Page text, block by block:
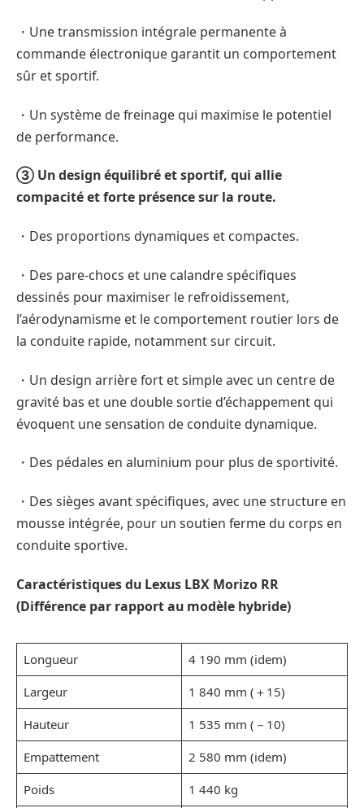
・Une transmission intégrale permanente à
commande électronique garantit un comportement
sûr et sportif.
・Un système de freinage qui maximise le potentiel
de performance.
③ Un design équilibré et sportif, qui allie
compacité et forte présence sur la route.
・Des proportions dynamiques et compactes.
・Des pare-chocs et une calandre spécifiques
dessinés pour maximiser le refroidissement,
l’aérodynamisme et le comportement routier lors de
la conduite rapide, notamment sur circuit.
・Un design arrière fort et simple avec un centre de
gravité bas et une double sortie d’échappement qui
évoquent une sensation de conduite dynamique.
・Des pédales en aluminium pour plus de sportivité.
・Des sièges avant spécifiques, avec une structure en
mousse intégrée, pour un soutien ferme du corps en
conduite sportive.
Caractéristiques du Lexus LBX Morizo RR
(Différence par rapport au modèle hybride)
Longueur
4 190 mm (idem)
Largeur
1 840 mm (＋15)
Hauteur
1 535 mm (－10)
Empattement
2 580 mm (idem)
Poids
1 440 kg